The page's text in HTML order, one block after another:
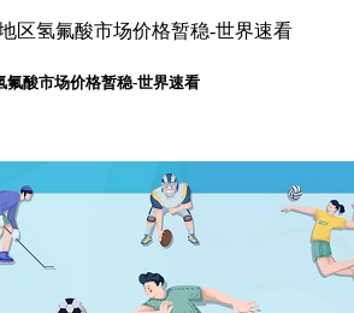
氟酸市场价格暂稳-世界速看